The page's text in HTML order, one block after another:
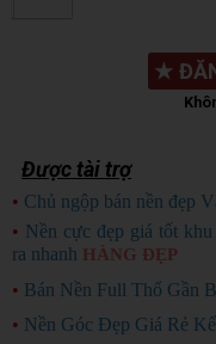
★
Được tài trợ
• Chủ ngộp bán nền đẹp
• Nền cực đẹp giá tốt
ra nhanh HÀNG ĐẸP
• Bán Nền Full Thổ Gần
• Nền Góc Đẹp Giá Rẻ